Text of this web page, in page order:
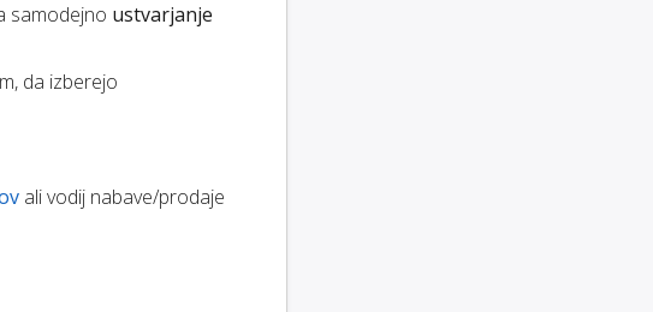
samodejno ustvarjanje
da izberejo
ali vodij nabave/prodaje